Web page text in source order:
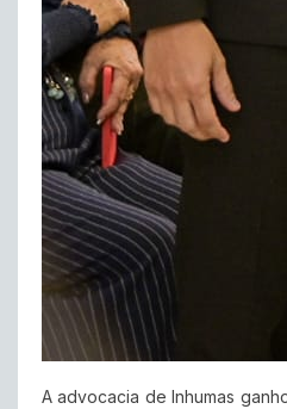
A advocacia de Inhumas